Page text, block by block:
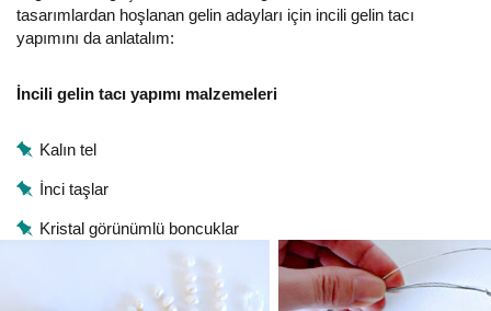
tasarımlardan hoşlanan gelin adayları için incili gelin tacı
yapımını da anlatalım:
İncili gelin tacı yapımı malzemeleri
Kalın tel
İnci taşlar
Kristal görünümlü boncuklar